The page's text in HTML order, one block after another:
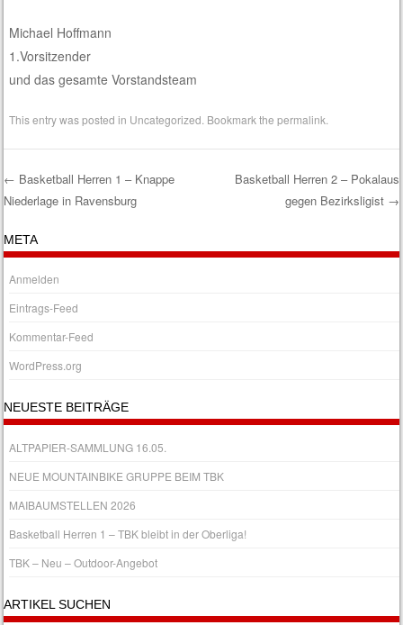
Michael Hoffmann
1.Vorsitzender
und das gesamte Vorstandsteam
This entry was posted in Uncategorized . Bookmark thepermalink
Post navigation
← Basketball Herren 1 – Knappe
Niederlage in Ravensburg
Basketball Herren 2 – Pokalaus
gegen Bezirksligist →
META
Anmelden
Eintrags-Feed
Kommentar-Feed
WordPress.org
NEUESTE BEITRÄGE
ALTPAPIER-SAMMLUNG 16.05.
NEUE MOUNTAINBIKE GRUPPE BEIM TBK
MAIBAUMSTELLEN 2026
Basketball Herren 1 – TBK bleibt in der Oberliga!
TBK – Neu – Outdoor-Angebot
ARTIKEL SUCHEN